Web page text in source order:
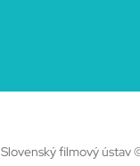
Slovenský filmový ústav